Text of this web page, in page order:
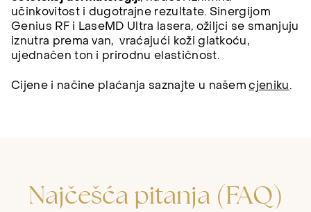
učinkovitost i dugotrajne rezultate. Sinergijom
Genius RF i LaseMD Ultra lasera, ožiljci se smanjuju
iznutra prema van, vraćajući koži glatkoću,
ujednačen ton i prirodnu elastičnost.
Cijene i načine plaćanja saznajte u našemcjeniku.
Najčešća pitanja (FAQ)